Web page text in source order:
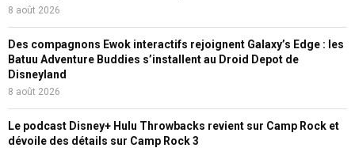
8 août 2026
Des compagnons Ewok interactifs rejoignent Galaxy’s Edge : les
Batuu Adventure Buddies s’installent au Droid Depot de
Disneyland
8 août 2026
Le podcast Disney+ Hulu Throwbacks revient sur Camp Rock et
dévoile des détails sur Camp Rock 3